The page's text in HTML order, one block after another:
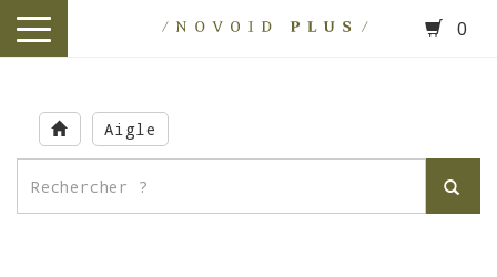
main
content
toggle
0
Aigle